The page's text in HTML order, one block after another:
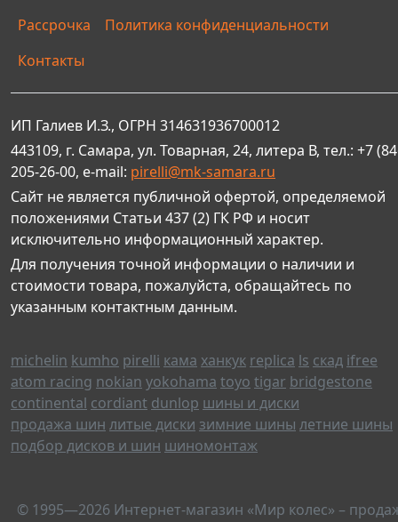
Рассрочка
Политика конфиденциальности
Контакты
ИП Галиев И.З., ОГРН 314631936700012
443109, г. Самара, ул. Товарная, 24, литера В, тел.: +7
205-26-00, e-mail: pirelli@mk-samara.ru
Сайт не является публичной офертой, определяемой
положениями Статьи 437 (2) ГК РФ и носит
исключительно информационный характер.
Для получения точной информации о наличии и
стоимости товара, пожалуйста, обращайтесь по
указанным контактным данным.
michelin kumho pirelli кама ханкук replica ls скад ifree
atom racing nokian yokohama toyo tigar bridgestone
continental cordiant dunlop шины и диски
продажа шин литые диски зимние шины летние шины
подбор дисков и шин шиномонтаж
© 1995—2026 Интернет-магазин «Мир колес» –